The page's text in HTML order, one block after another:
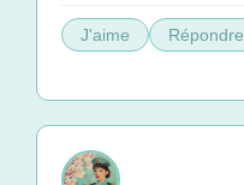
J'aime Répondre